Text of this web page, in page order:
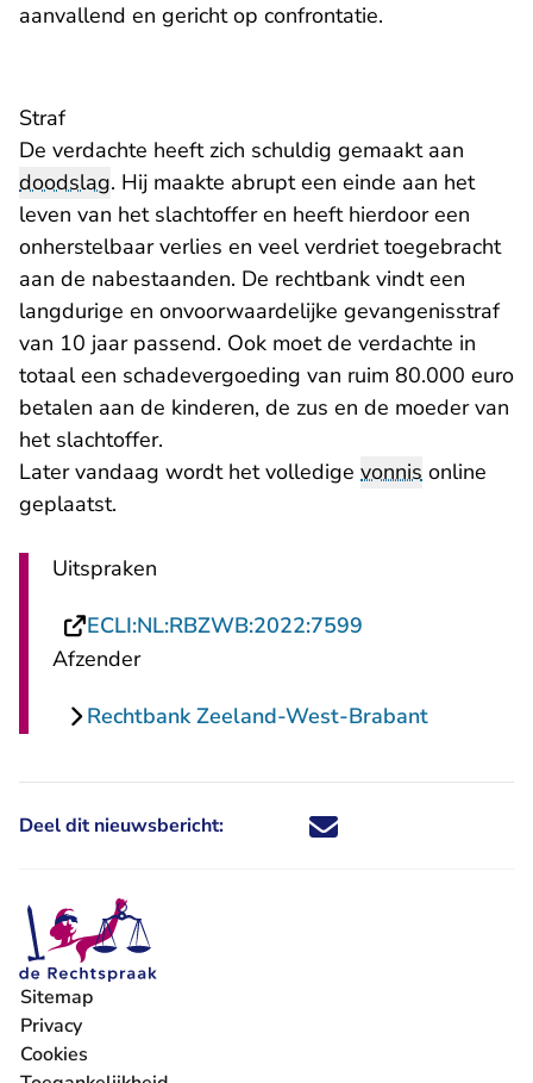
aanvallend en gericht op confrontatie.
Straf
De verdachte heeft zich schuldig gemaakt aan
doodslag. Hij maakte abrupt een einde aan het
leven van het slachtoffer en heeft hierdoor een
onherstelbaar verlies en veel verdriet toegebracht
aan de nabestaanden. De rechtbank vindt een
langdurige en onvoorwaardelijke gevangenisstraf
van 10 jaar passend. Ook moet de verdachte in
totaal een schadevergoeding van ruim 80.000 euro
betalen aan de kinderen, de zus en de moeder van
het slachtoffer.
Later vandaag wordt het volledige vonnis online
geplaatst.
Uitspraken
ECLI:NL:RBZWB:2022:7599
Afzender
Rechtbank Zeeland-West-Brabant
Deel dit nieuwsbericht: Deel dit nieuwsbericht via X -
Deel dit nieuwsbericht via
Deel dit nieuwsbericht
Deel dit
Sitemap
Privacy
Cookies